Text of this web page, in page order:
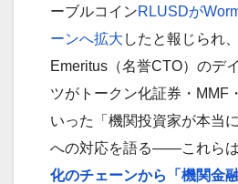
ーブルコインRLUSDが
ーンへ拡大 したと報じられ
Emeritus（名誉CTO）のデ
ツがトークン化証券・MMF
いった「機関投資家が本当
への対応を語る——これらは
化のチェーンから「機関金